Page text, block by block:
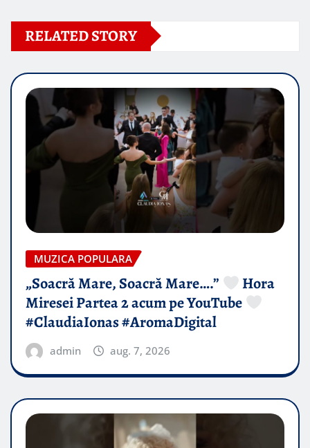
RELATED STORY
MUZICA POPULARA
„Soacră Mare, Soacră Mare….”
Hora
Miresei Partea 2 acum pe YouTube
#ClaudiaIonas #AromaDigital
admin aug. 7, 2026